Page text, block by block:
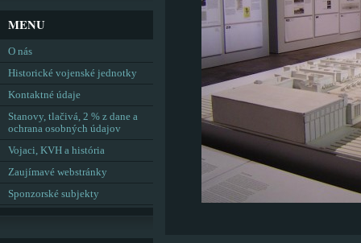
MENU
O nás
Historické vojenské jednotky
Kontaktné údaje
Stanovy, tlačivá, 2 % z dane a
ochrana osobných údajov
Vojaci, KVH a história
Zaujímavé webstránky
Sponzorské subjekty